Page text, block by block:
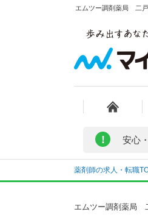
エムツー調剤薬局 二戸
! 安心
薬剤師の求人・転職
エムツー調剤薬局